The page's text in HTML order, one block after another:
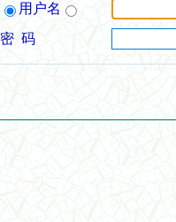
用户名
密 码